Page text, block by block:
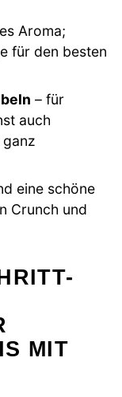
Aroma;
für den besten
– für
auch
eine schöne
Crunch und
MIT